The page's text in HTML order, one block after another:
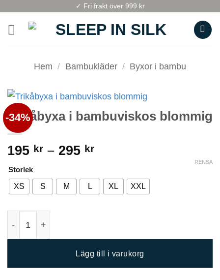
content
✓ Fri frakt över 999 kr
Hem / Bambukläder / Byxor i bambu
-34%
Trikåbyxa i bambuviskos blommig
195 kr – 295 krPrisintervall:
till
295 kr
Storlek
XS S M L XL XXL
RENSA
Lägg till i varukorg